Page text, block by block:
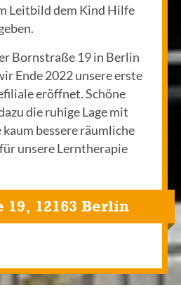
Leitbild dem Kind Hilfe
Bornstraße 19 in Berlin
Ende 2022 unsere erste
eröffnet. Schöne
die ruhige Lage mit
bessere räumliche
unsere Lerntherapie
19, 12163 Berlin